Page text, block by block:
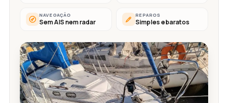
NAVEGAÇÃO
Sem AIS nem radar
REPAROS
Simples e baratos